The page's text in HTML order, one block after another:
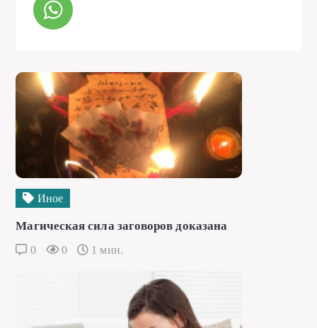
Иное
Магическая сила заговоров доказана
0 0 1 мин.